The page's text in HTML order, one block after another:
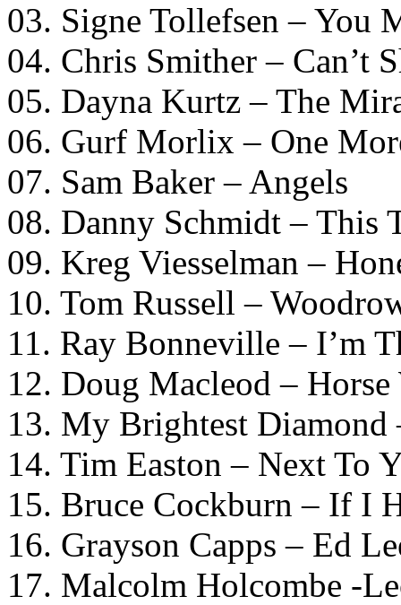
03. Signe Tollefsen – You
04. Chris Smither – Can’t
05. Dayna Kurtz – The
06. Gurf Morlix – One
07. Sam Baker – Angels
08. Danny Schmidt – This
09. Kreg Viesselman –
10. Tom Russell –
11. Ray Bonneville – I’m
12. Doug Macleod –
13. My Brightest Diamond
14. Tim Easton – Next To
15. Bruce Cockburn – If I
16. Grayson Capps – Ed
17. Malcolm Holcombe -